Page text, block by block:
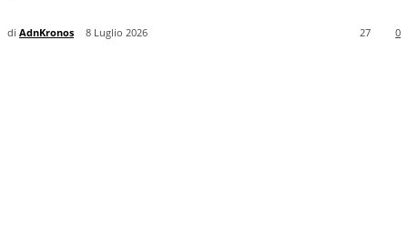
di AdnKronos 8 Luglio 2026 0
27